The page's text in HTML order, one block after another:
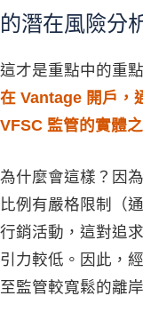
的潛在風險分
這才是重點中的重點
在 Vantage 開戶，
VFSC 監管的實體之
為什麼會這樣？因
比例有嚴格限制（
行銷活動，這對追
引力較低。因此，
至監管較寬鬆的離